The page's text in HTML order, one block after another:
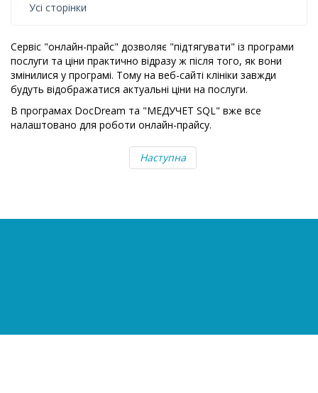
Усі сторінки
Сервіс "онлайн-прайс" дозволяє "підтягувати" із програми
послуги та ціни практично відразу ж після того, як вони
змінилися у програмі. Тому на веб-сайті клініки завжди
будуть відображатися актуальні ціни на послуги.
В програмах DocDream та "МЕДУЧЕТ SQL" вже все
налаштовано для роботи онлайн-прайсу.
Наступна